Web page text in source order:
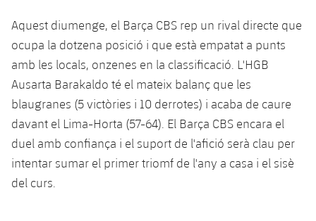
Jugadors
Fotos
Palmarès
Història
Classificació
Infantil
Aleví
plusicon
més
Actualitat
Calendari
Entrades
Resultats
Barça Atlètic
plusicon
més
Actualitat
Calendari
Resultats
plusicon
més
Actualitat
Barça C
Campus Estiu
PLUSICON
MÉS
Aquest diumenge, el Barça CBS rep un rival directe que
ocupa la dotzena posició i que està empatat a punts
amb les locals, onzenes en la classificació. L'HGB
Ausarta Barakaldo té el mateix balanç que les
blaugranes (5 victòries i 10 derrotes) i acaba de caure
davant el Lima-Horta (57-64). El Barça CBS encara el
duel amb confiança i el suport de l'afició serà clau per
intentar sumar el primer triomf de l'any a casa i el sisè
del curs.